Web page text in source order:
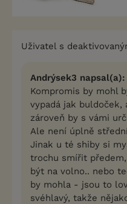
Uživatel s
Andrýsek3 napsal(a):
Kompromis by mohl
vypadá jak buldoček,
zároveň by s vámi
Ale není úplně
Jinak u té shiby si
trochu smířit
být na volno.. nebo
by mohla - jsou to
svéhlavý, takže